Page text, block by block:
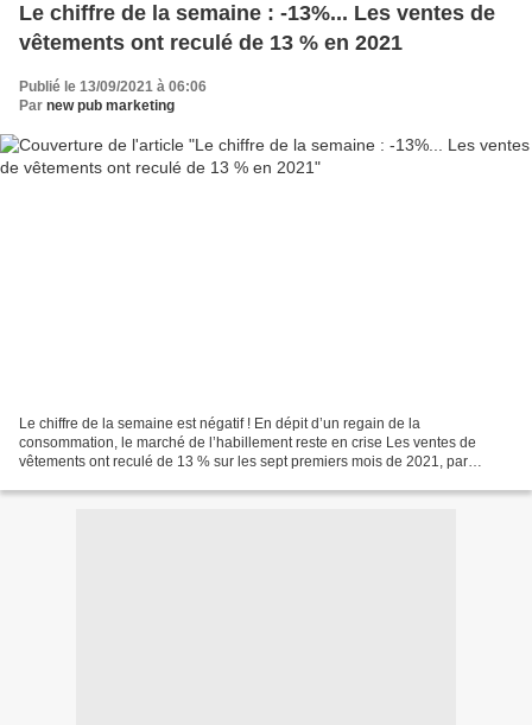
Le chiffre de la semaine : -13%... Les ventes de
vêtements ont reculé de 13 % en 2021
Publié le 13/09/2021 à 06:06
Par new pub marketing
Le chiffre de la semaine est négatif ! En dépit d’un regain de la
consommation, le marché de l’habillement reste en crise Les ventes de
vêtements ont reculé de 13 % sur les sept premiers mois de 2021, par